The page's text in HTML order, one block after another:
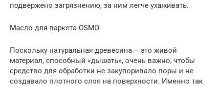
подвержено загрязнению, за ним легче ухаживать.
Масло для паркета OSMO
Поскольку натуральная древесина – это живой
материал, способный «дышать», очень важно, чтобы
средство для обработки не закупоривало поры и не
создавало плотного слоя на поверхности. Именно так